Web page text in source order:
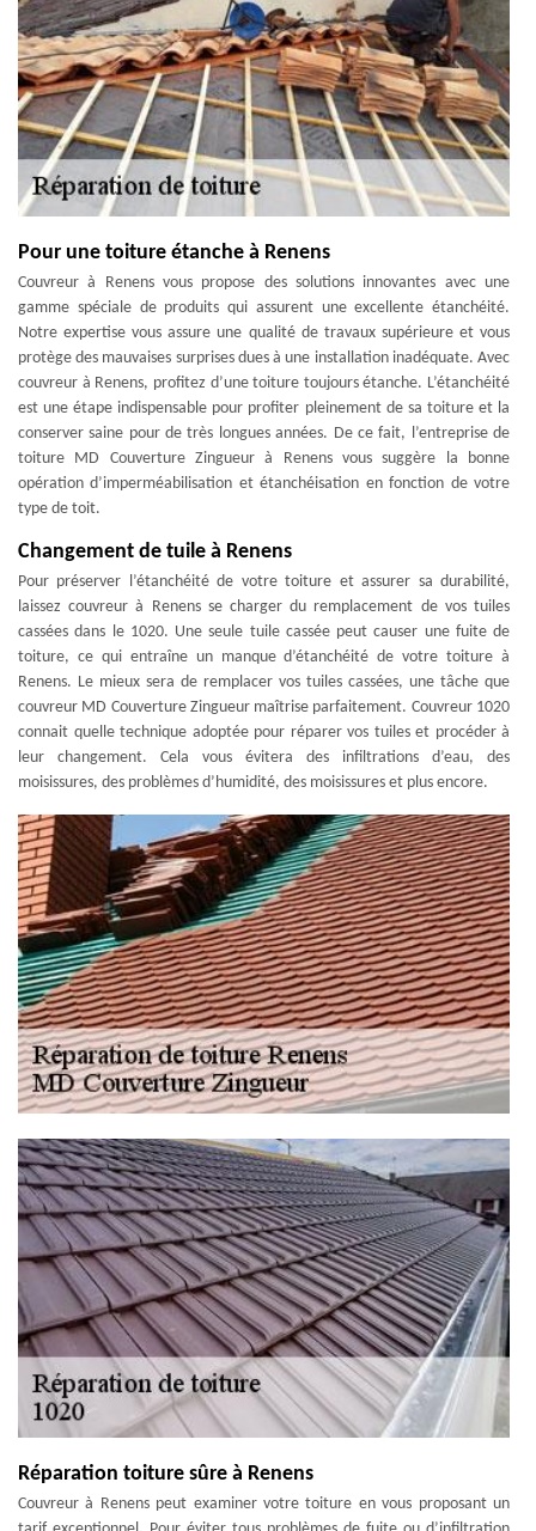
Pour une toiture étanche à Renens
Couvreur à Renens vous propose des solutions innovantes avec une
gamme spéciale de produits qui assurent une excellente étanchéité.
Notre expertise vous assure une qualité de travaux supérieure et vous
protège des mauvaises surprises dues à une installation inadéquate. Avec
couvreur à Renens, profitez d’une toiture toujours étanche. L’étanchéité
est une étape indispensable pour profiter pleinement de sa toiture et la
conserver saine pour de très longues années. De ce fait, l’entreprise de
toiture MD Couverture Zingueur à Renens vous suggère la bonne
opération d’imperméabilisation et étanchéisation en fonction de votre
type de toit.
Changement de tuile à Renens
Pour préserver l’étanchéité de votre toiture et assurer sa durabilité,
laissez couvreur à Renens se charger du remplacement de vos tuiles
cassées dans le 1020. Une seule tuile cassée peut causer une fuite de
toiture, ce qui entraîne un manque d’étanchéité de votre toiture à
Renens. Le mieux sera de remplacer vos tuiles cassées, une tâche que
couvreur MD Couverture Zingueur maîtrise parfaitement. Couvreur 1020
connait quelle technique adoptée pour réparer vos tuiles et procéder à
leur changement. Cela vous évitera des infiltrations d’eau, des
moisissures, des problèmes d’humidité, des moisissures et plus encore.
Réparation toiture sûre à Renens
Couvreur à Renens peut examiner votre toiture en vous proposant un